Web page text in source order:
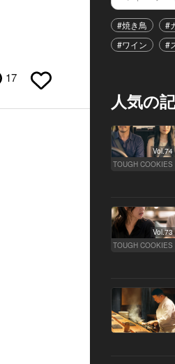
17
#焼き鳥 #
#ワイン
#
人気の
Vol.74
TOUGH COOKIES
Vol.73
TOUGH COOKIES